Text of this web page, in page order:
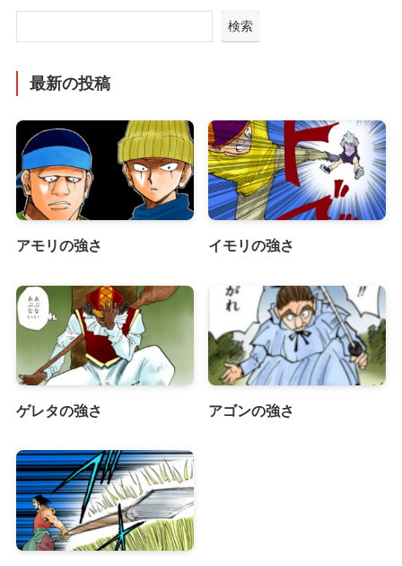
検索
最新の投稿
アモリの強さ イモリの強さ
ゲレタの強さ アゴンの強さ